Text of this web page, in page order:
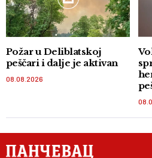
Požar u Deliblatskoj
peščari i dalje je aktivan
08.08.2026